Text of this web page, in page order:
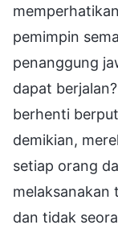
pemimpin
penanggung
dapat
berhenti
demikian,
setiap orang
melaksanakan
dan tidak